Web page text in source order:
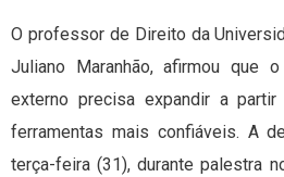
O professor de Direito da
Juliano Maranhão, afirmou que
externo precisa expandir a
ferramentas mais confiáveis. A
terça-feira (31), durante palestra